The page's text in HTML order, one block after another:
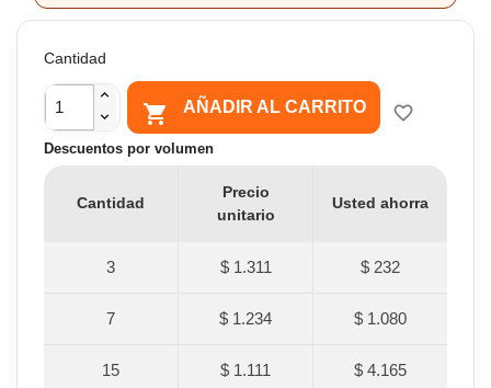
Cantidad
 AÑADIR AL CARRITO favorite_border
Descuentos por volumen
Cantidad
Precio
unitario
Usted ahorra
3 $ 1.311 $ 232
7 $ 1.234 $ 1.080
15 $ 1.111 $ 4.165